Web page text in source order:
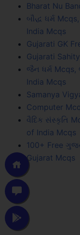
Bharat Nu
બૌદ્ધ ધર્મ
India Mcqs
Gujarati GK
Gujarati
જૈન ધર્મ Mcqs,
India Mcqs
Samanya
Computer
વૈદિક સંસ્કૃતિ
of India Mcqs
100+ Free
Gujarat Mcqs